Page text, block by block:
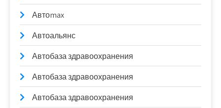
Автоmax
Автоальянс
Автобаза здравоохранения
Автобаза здравоохранения
Автобаза здравоохранения